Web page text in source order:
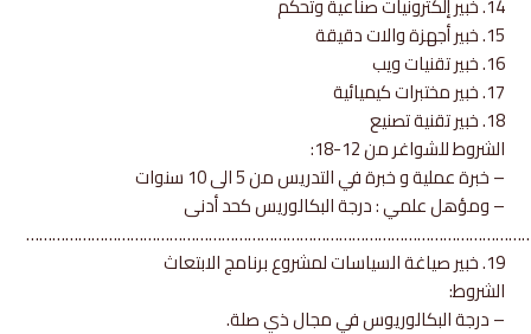
15. خبير أجهزة والات دقيقة
16. خبير تقنيات ويب
17. خبير مختبرات كيميائية
18. خبير تقنية تصنيع
الشروط للشواغر من 12-18:
– خبرة عملية و خبرة في التدريس من 5 الى 10 سنوات
– ومؤهل علمي : درجة البكالوريس كحد أدنى
19. خبير صياغة السياسات لمشروع برنامج الابتعاث
الشروط:
– درجة البكالوريوس في مجال ذي صلة.